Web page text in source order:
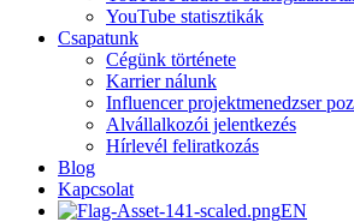
YouTube statisztikák
Csapatunk
Cégünk története
Karrier nálunk
Influencer projektmenedzser
Alvállalkozói jelentkezés
Hírlevél feliratkozás
Blog
Kapcsolat
EN